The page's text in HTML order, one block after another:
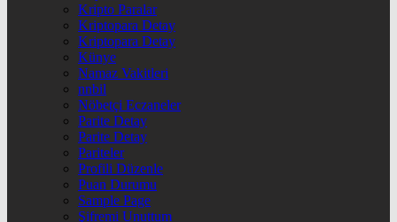
Kripto Paralar
Kriptopara Detay
Kriptopara Detay
Künye
Namaz Vakitleri
nnbil
Nöbetçi Eczaneler
Parite Detay
Parite Detay
Pariteler
Profili Düzenle
Puan Durumu
Sample Page
Şifremi Unuttum